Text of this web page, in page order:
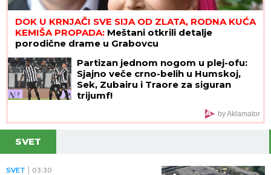
DOK U KRNJAČI SVE SIJA OD ZLATA, RODNA KUĆA
KEMIŠA PROPADA: Meštani otkrili detalje
porodične drame u Grabovcu
Partizan jednom nogom u plej-ofu:
Sjajno veče crno-belih u Humskoj,
Sek, Zubairu i Traore za siguran
trijumf!
by Aklamator
SVET
SVET 03:30